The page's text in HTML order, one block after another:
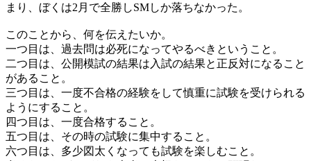
まり、ぼくは2月で全勝しSMしか落ちなかった。
このことから、何を伝えたいか。
一つ目は、過去問は必死になってやるべきということ。
二つ目は、公開模試の結果は入試の結果と正反対になること
があること。
三つ目は、一度不合格の経験をして慎重に試験を受けられる
ようにすること。
四つ目は、一度合格すること。
五つ目は、その時の試験に集中すること。
六つ目は、多少図太くなっても試験を楽しむこと。